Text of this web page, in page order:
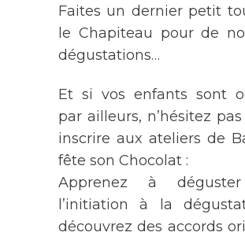
Faites un dernier petit
le Chapiteau pour de
dégustations…
Et si vos enfants sont
par ailleurs, n’hésitez
inscrire aux ateliers de
fête son Chocolat :
Apprenez à
l’initiation à la
découvrez des accords